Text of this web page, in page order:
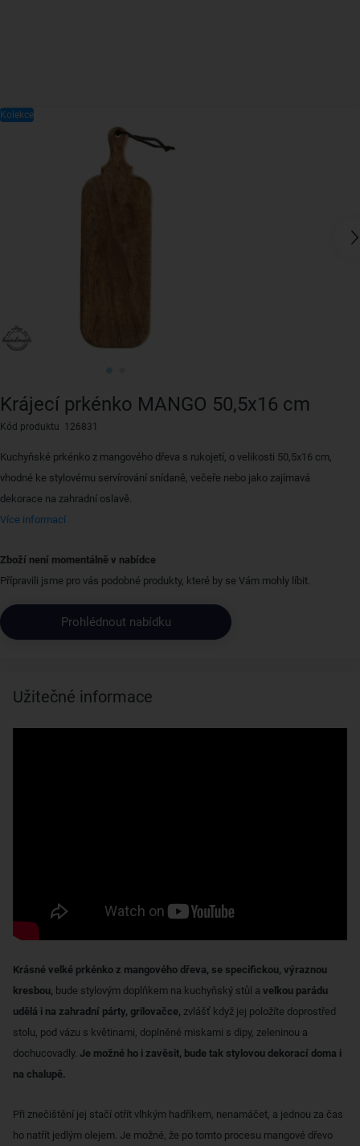
Krájecí prkénko MANGO 50,5x16 cm
Kód produktu 126831
Kuchyňské prkénko z mangového dřeva s rukojetí, o velikosti 50,5x16 cm,
vhodné ke stylovému servírování snídaně, večeře nebo jako zajímavá
dekorace na zahradní oslavě.
Více informací
Zboží není momentálně v nabídce
Přípravili jsme pro vás podobné produkty, které by se Vám mohly líbit.
Prohlédnout nabídku
Kolekce
Užitečné informace
Krásné velké prkénko z mangového dřeva, se specifickou, výraznou
kresbou, bude stylovým doplňkem na kuchyňský stůl a velkou parádu
udělá i na zahradní párty, grilovačce, zvlášť když jej položíte doprostřed
stolu, pod vázu s květinami, doplněné miskami s dipy, zeleninou a
dochucovadly. Je možné ho i zavěsit, bude tak stylovou dekorací doma i
na chalupě.
Při znečištění jej stačí otřít vlhkým hadříkem, nenamáčet, a jednou za čas
ho natřít jedlým olejem. Je možné, že po tomto procesu mangové dřevo